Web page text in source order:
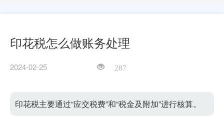
印花税怎么做账务处理
2024-02-25 287
印花税主要通过“应交税费”和“税金及附加”进行核算。